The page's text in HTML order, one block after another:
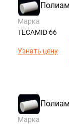
Марка
TECAMID 66
Узнать цену
Марка